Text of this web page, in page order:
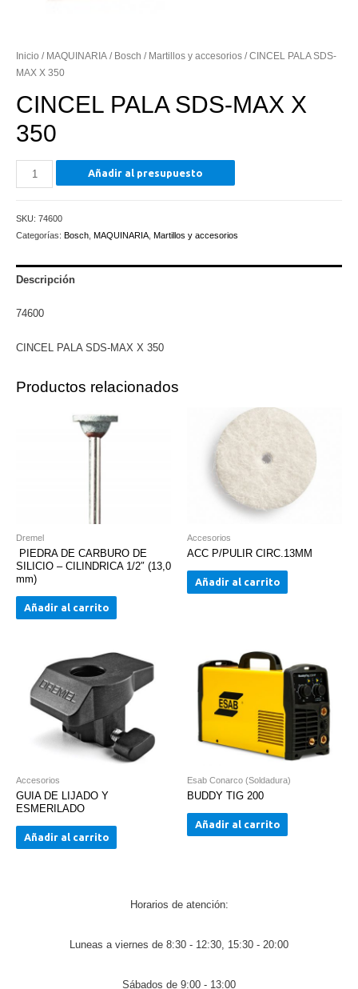
Inicio / MAQUINARIA / Bosch / Martillos y accesorios / CINCEL PALA SDS-
MAX X 350
CINCEL PALA SDS-MAX X
350
CINCEL
PALA
MAX
X
cantidad
Añadir al presupuesto
SKU: 74600
Categorías: Bosch MAQUINARIA Martillos y accesorios
Descripción
74600
CINCEL PALA SDS-MAX X 350
Productos relacionados
Dremel
PIEDRA DE CARBURO DE
SILICIO – CILINDRICA 1/2″ (13,0
mm)
Añadir al carrito
Accesorios
ACC P/PULIR CIRC.13MM
Añadir al carrito
Accesorios
GUIA DE LIJADO Y
ESMERILADO
Añadir al carrito
Esab Conarco (Soldadura)
BUDDY TIG 200
Añadir al carrito
Horarios de atención:
Luneas a viernes de 8:30 - 12:30, 15:30 - 20:00
Sábados de 9:00 - 13:00